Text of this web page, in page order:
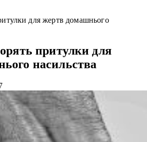
для жертв домашнього
притулки для
насильства